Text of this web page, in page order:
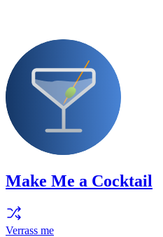
Make Me a Cocktail
Verrass me